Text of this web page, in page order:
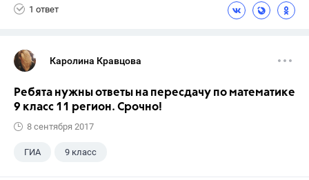
1 ответ
Каролина Кравцова
Ребята нужны ответы на пересдачу по математике
9 класс 11 регион. Срочно!
8 сентября 2017
ГИА 9 класс